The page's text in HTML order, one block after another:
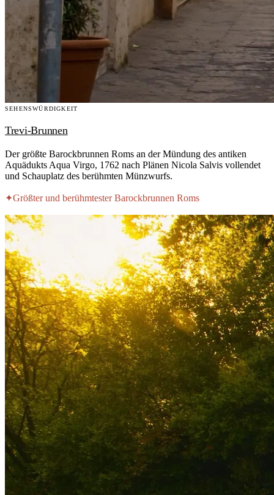
SEHENSWÜRDIGKEIT
Trevi-Brunnen
Der größte Barockbrunnen Roms an der Mündung des antiken
Aquädukts Aqua Virgo, 1762 nach Plänen Nicola Salvis vollendet
und Schauplatz des berühmten Münzwurfs.
✦Größter und berühmtester Barockbrunnen Roms